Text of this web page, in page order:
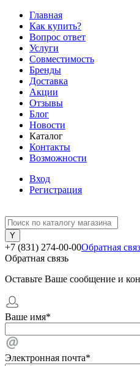
Главная
Как купить?
Вопрос ответ
Услуги
Совместимость
Бренды
Доставка
Акции
Отзывы
Блог
Новости
Каталог
Контакты
Возможности
Вход
Регистрация
+7 (831) 274-00-00Обратная
Обратная связь
Оставьте Ваше сообщение и
Ваше имя*
Электронная почта*